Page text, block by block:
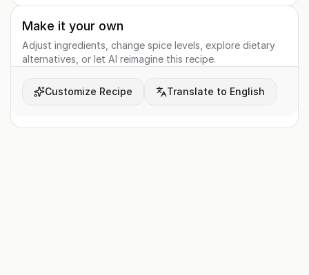
Make it your own
Adjust ingredients, change spice levels, explore dietary
alternatives, or let AI reimagine this recipe.
Customize Recipe Translate to English